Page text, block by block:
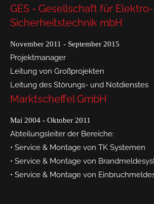
November 2011 - September 2015
GES - Gesellschaft für
Sicherheitstechnik mbH
Projektmanager
Leitung von Großprojekten
Leitung des Störungs- und Notdienstes
Mai 2004 - Oktober 2011
Marktscheffel GmbH
Abteilungsleiter der Bereiche:
• Service & Montage von TK Systemen
• Service & Montage von
• Service & Montage von